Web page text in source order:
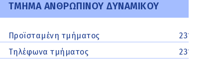
ΤΜΗΜΑ ΑΝΘΡΩΠΙΝΟΥ ΔΥΝΑΜΙΚΟΥ
Προϊσταμένη τμήματος
2313329596
Τηλέφωνα τμήματος